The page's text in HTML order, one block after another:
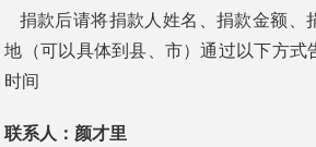
捐款后请将捐款人姓名、捐款金额、
地（可以具体到县、市）通过以下方式
时间
联系人：颜才里